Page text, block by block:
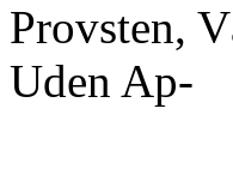
Provsten,
Uden Ap-